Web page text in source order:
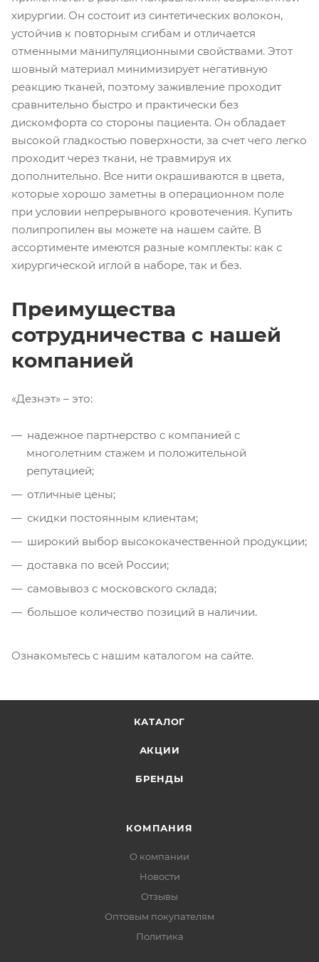
хирургии. Он состоит из синтетических волокон,
устойчив к повторным сгибам и отличается
отменными манипуляционными свойствами. Этот
шовный материал минимизирует негативную
реакцию тканей, поэтому заживление проходит
сравнительно быстро и практически без
дискомфорта со стороны пациента. Он обладает
высокой гладкостью поверхности, за счет чего легко
проходит через ткани, не травмируя их
дополнительно. Все нити окрашиваются в цвета,
которые хорошо заметны в операционном поле
при условии непрерывного кровотечения. Купить
полипропилен вы можете на нашем сайте. В
ассортименте имеются разные комплекты: как с
хирургической иглой в наборе, так и без.
Преимущества
сотрудничества с нашей
компанией
«Дезнэт» – это:
надежное партнерство с компанией с
многолетним стажем и положительной
репутацией;
отличные цены;
скидки постоянным клиентам;
широкий выбор высококачественной продукции;
доставка по всей России;
самовывоз с московского склада;
большое количество позиций в наличии.
Ознакомьтесь с нашим каталогом на сайте.
КАТАЛОГ
АКЦИИ
БРЕНДЫ
КОМПАНИЯ
О компании
Новости
Отзывы
Оптовым покупателям
Политика